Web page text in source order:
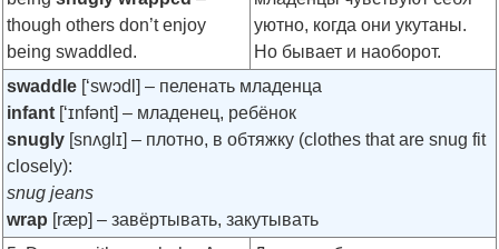
though others don’t enjoy
being swaddled.
уютно, когда они укутаны.
Но бывает и наоборот.
swaddle [‘swɔdl] – пеленать младенца
infant [‘ɪnfənt] – младенец, ребёнок
snugly [snʌglɪ] – плотно, в обтяжку (clothes that are snug fit
closely):
snug jeans
wrap [ræp] – завёртывать, закутывать